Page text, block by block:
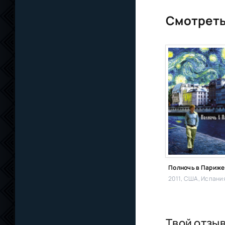
Полночь в Париже